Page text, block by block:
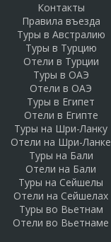
Контакты
Правила въезда
Туры в Австралию
Туры в Турцию
Отели в Турции
Туры в ОАЭ
Отели в ОАЭ
Туры в Египет
Отели в Египте
Туры на Шри-Ланку
Отели на Шри-Ланке
Туры на Бали
Отели на Бали
Туры на Сейшелы
Отели на Сейшелах
Туры во Вьетнам
Отели во Вьетнаме